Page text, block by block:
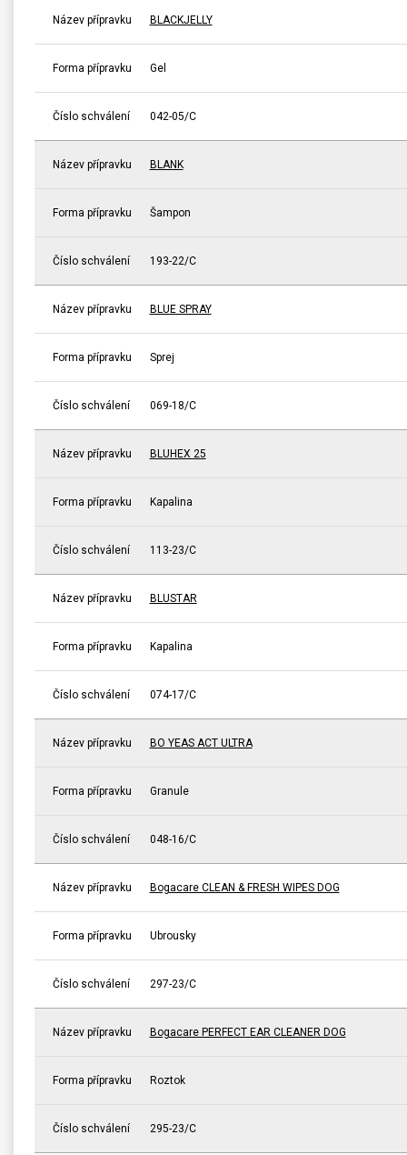
Název přípravku BLACKJELLY
Forma přípravku Gel
Číslo schválení 042-05/C
Název přípravku BLANK
Forma přípravku Šampon
Číslo schválení 193-22/C
Název přípravku BLUE SPRAY
Forma přípravku Sprej
Číslo schválení 069-18/C
Název přípravku BLUHEX 25
Forma přípravku Kapalina
Číslo schválení 113-23/C
Název přípravku BLUSTAR
Forma přípravku Kapalina
Číslo schválení 074-17/C
Název přípravku BO YEAS ACT ULTRA
Forma přípravku Granule
Číslo schválení 048-16/C
Název přípravku Bogacare CLEAN & FRESH WIPES DOG
Forma přípravku Ubrousky
Číslo schválení 297-23/C
Název přípravku Bogacare PERFECT EAR CLEANER DOG
Forma přípravku Roztok
Číslo schválení 295-23/C